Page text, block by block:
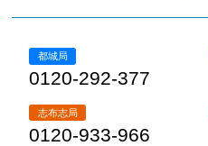
都城局
0120-292-377
志布志局
0120-933-966